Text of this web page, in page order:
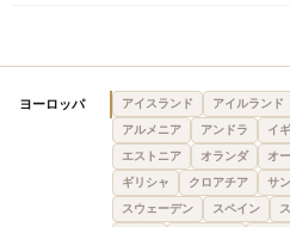
ヨーロッパ アイスランド アイルランド
アルメニア
アンドラ イ
エストニア
オランダ オ
ギリシャ
クロアチア サ
スウェーデン
スペイン